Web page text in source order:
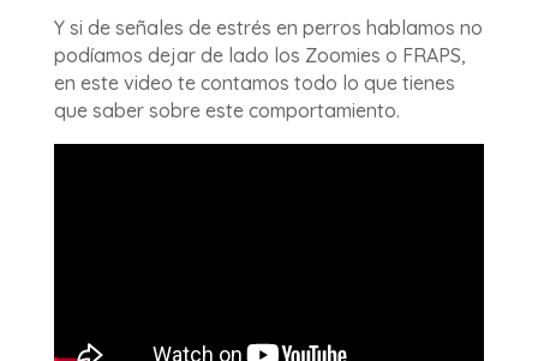
Y si de señales de estrés en perros hablamos no
podíamos dejar de lado los Zoomies o FRAPS,
en este video te contamos todo lo que tienes
que saber sobre este comportamiento.